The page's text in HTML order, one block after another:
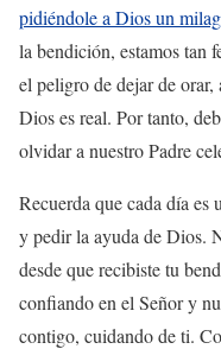
pidiéndole a Dios un
la bendición, estamos tan
el peligro de dejar de orar,
Dios es real. Por tanto,
olvidar a nuestro Padre
Recuerda que cada día es
y pedir la ayuda de Dios.
desde que recibiste tu
confiando en el Señor y
contigo, cuidando de ti.